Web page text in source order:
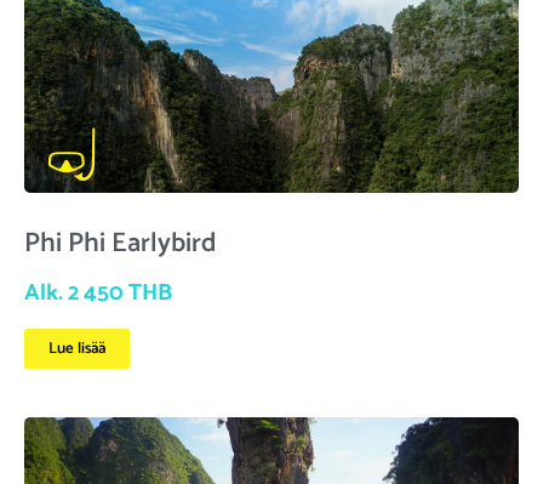
Phi Phi Earlybird
Alk. 2 450 THB
Lue lisää